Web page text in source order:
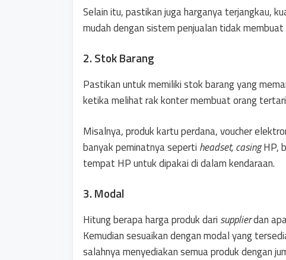
Selain itu, pastikan juga harganya terjangkau,
mudah dengan sistem penjualan tidak membuat
2. Stok Barang
Pastikan untuk memiliki stok barang yang
ketika melihat rak konter membuat orang
Misalnya, produk kartu perdana, voucher
banyak peminatnya seperti headset, casingHP,
tempat HP untuk dipakai di dalam kendaraan.
3. Modal
Hitung berapa harga produk dari supplierdan
Kemudian sesuaikan dengan modal yang
salahnya menyediakan semua produk dengan